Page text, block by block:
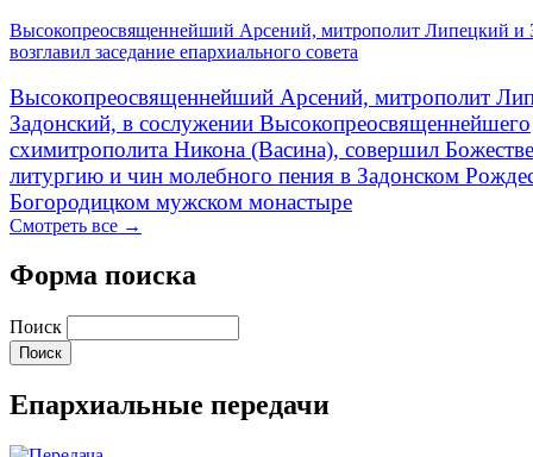
Высокопреосвященнейший Арсений, митрополит Липецкий и
возглавил заседание епархиального совета
Высокопреосвященнейший Арсений, митрополит
Задонский, в сослужении Высокопреосвященнейшего
схимитрополита Никона (Васина), совершил
литургию и чин молебного пения в Задонском
Богородицком мужском монастыре
Смотреть все →
Форма поиска
Поиск
Епархиальные передачи